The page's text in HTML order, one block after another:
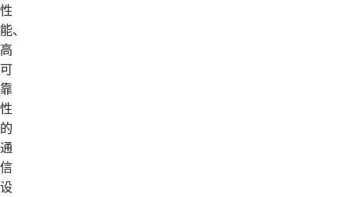
性
能、
高
可
靠
性
的
通
信
设